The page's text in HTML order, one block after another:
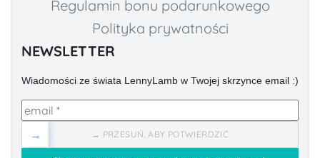
Regulamin bonu podarunkowego
Polityka prywatności
NEWSLETTER
Wiadomości ze świata LennyLamb w Twojej skrzynce email :)
→ PRZESUŃ, ABY POTWIERDZIĆ
→